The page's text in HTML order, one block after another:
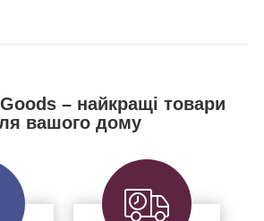
– найкращі товари
вашого дому